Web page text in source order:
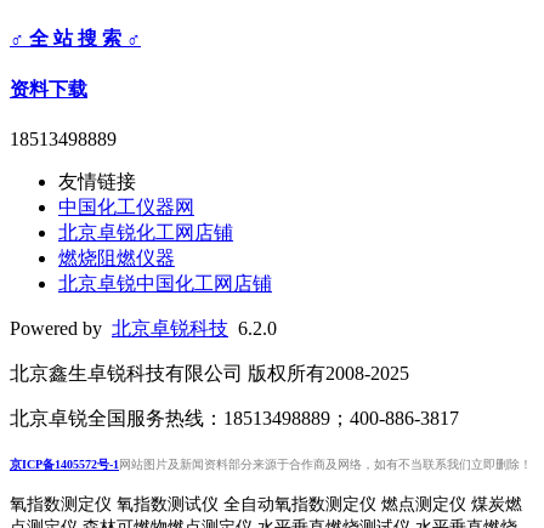
♂ 全 站 搜 索 ♂
资料下载
18513498889
友情链接
中国化工仪器网
北京卓锐化工网店铺
燃烧阻燃仪器
北京卓锐中国化工网店铺
Powered by 北京卓锐科技 6.2.0
北京鑫生卓锐科技有限公司 版权所有2008-2025
北京卓锐全国服务热线：18513498889；400-886-3817
京ICP备1405572号-1网站图片及新闻资料部分来源于合作商及网络，如有不当联系我们立即删除！
氧指数测定仪 氧指数测试仪 全自动氧指数测定仪 燃点测定仪 煤炭燃